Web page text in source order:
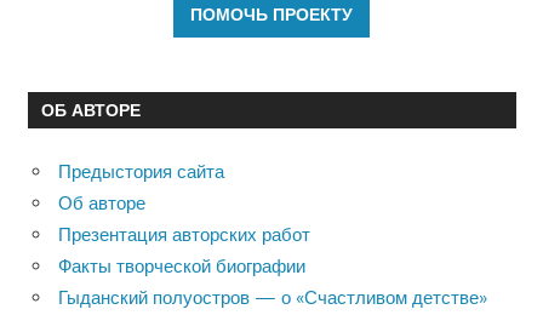
ОБ АВТОРЕ
Предыстория сайта
Об авторе
Презентация авторских работ
Факты творческой биографии
Гыданский полуостров — о «Счастливом детстве»